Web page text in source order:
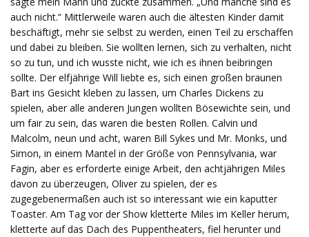
auch nicht.“ Mittlerweile waren auch die ältesten Kinder damit
beschäftigt, mehr sie selbst zu werden, einen Teil zu erschaffen
und dabei zu bleiben. Sie wollten lernen, sich zu verhalten, nicht
so zu tun, und ich wusste nicht, wie ich es ihnen beibringen
sollte. Der elfjährige Will liebte es, sich einen großen braunen
Bart ins Gesicht kleben zu lassen, um Charles Dickens zu
spielen, aber alle anderen Jungen wollten Bösewichte sein, und
um fair zu sein, das waren die besten Rollen. Calvin und
Malcolm, neun und acht, waren Bill Sykes und Mr. Monks, und
Simon, in einem Mantel in der Größe von Pennsylvania, war
Fagin, aber es erforderte einige Arbeit, den achtjährigen Miles
davon zu überzeugen, Oliver zu spielen, der es
zugegebenermaßen auch ist so interessant wie ein kaputter
Toaster. Am Tag vor der Show kletterte Miles im Keller herum,
kletterte auf das Dach des Puppentheaters, fiel herunter und